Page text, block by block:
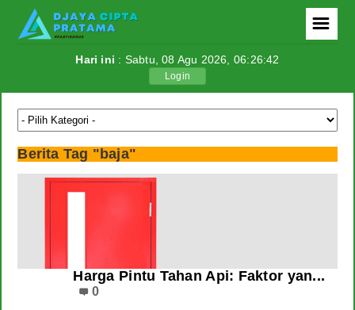
Politik
Internasional
☰
Hari ini : Sabtu, 08 Agu 2026, 06:26:43
Login
Berita Tag "baja"
Harga Pintu Tahan Api: Faktor yan...
0